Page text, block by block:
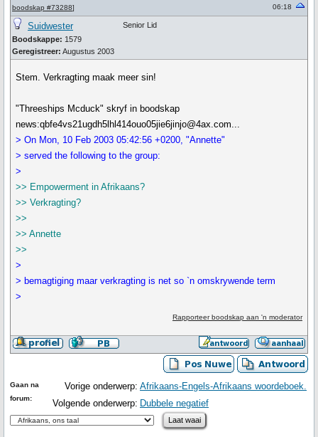
boodskap #73288]
06:18
Suidwester
Boodskappe: 1579
Geregistreer: Augustus 2003
Senior Lid
Stem. Verkragting maak meer sin!
"Threeships Mcduck" skryf in boodskap
news:qbfe4vs21ugdh5lhl414ouo05jie6jinjo@4ax.com...
> On Mon, 10 Feb 2003 05:42:56 +0200, "Annette"
> served the following to the group:
>
>> Empowerment in Afrikaans?
>> Verkragting?
>>
>> Annette
>>
>
> bemagtiging maar verkragting is net so `n omskrywende term
>
Rapporteer boodskap aan 'n moderator
Vorige onderwerp: Afrikaans-Engels-Afrikaans woordeboek.
Volgende onderwerp: Dubbele negatief
Gaan na
forum: